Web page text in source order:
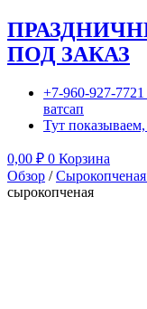
ПОД ЗАКАЗ
+7-960-927-
ватсап
Тут
0,00 ₽ 0 Корзина
Обзор /
сырокопченая